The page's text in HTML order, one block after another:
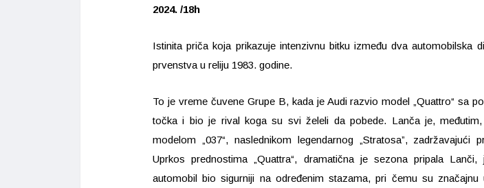
2024. /18h
Istinita priča koja prikazuje intenzivnu bitku između dva automobilska
prvenstva u reliju 1983. godine.
To je vreme čuvene Grupe B, kada je Audi razvio model „Quattro“ sa
točka i bio je rival koga su svi želeli da pobede. Lanča je,
modelom „037“, naslednikom legendarnog „Stratosa”, zadržavajući
Uprkos prednostima „Quattra“, dramatična je sezona pripala
automobil bio sigurniji na određenim stazama, pri čemu su značajnu